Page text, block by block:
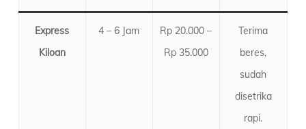
Express
Kiloan
4 – 6 Jam
Rp 20.000 –
Rp 35.000
Terima
beres,
sudah
disetrika
rapi.